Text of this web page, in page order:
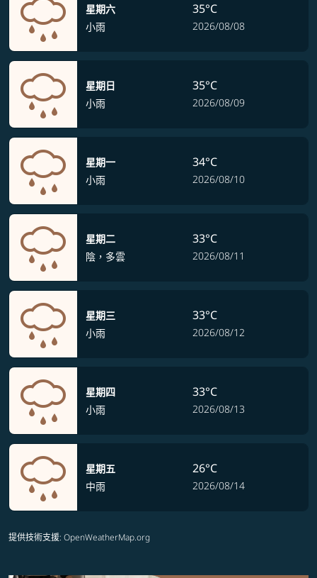
星期六
小雨
35°C
2026/08/08
星期日
小雨
35°C
2026/08/09
星期一
小雨
34°C
2026/08/10
星期二
陰，多雲
33°C
2026/08/11
星期三
小雨
33°C
2026/08/12
星期四
小雨
33°C
2026/08/13
星期五
中雨
26°C
2026/08/14
提供技術支援: OpenWeatherMap.org